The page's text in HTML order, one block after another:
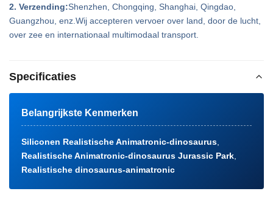
2. Verzending:Shenzhen, Chongqing, Shanghai, Qingdao,
Guangzhou, enz.Wij accepteren vervoer over land, door de lucht,
over zee en internationaal multimodaal transport.
Specificaties
Belangrijkste Kenmerken
Siliconen Realistische Animatronic-dinosaurus
Realistische Animatronic-dinosaurus Jurassic Park
Realistische dinosaurus-animatronic